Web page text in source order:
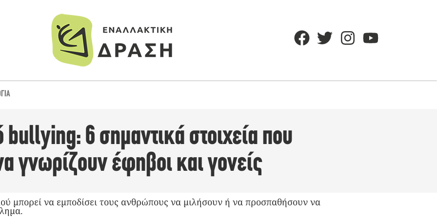
bullying: 6 σημαντικά στοιχεία που
γνωρίζουν έφηβοι και γονείς
μπορεί να εμποδίσει τους ανθρώπους να μιλήσουν ή να προσπαθήσουν να